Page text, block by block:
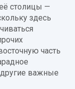
столицы —
здесь
часть
важные